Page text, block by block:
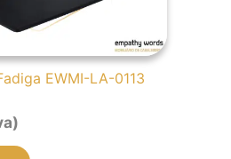
EWMI-LA-0113